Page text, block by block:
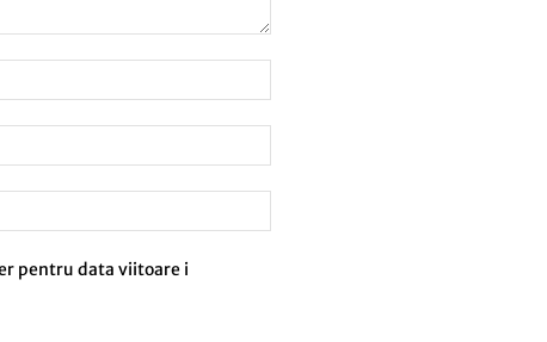
pentru data viitoare i